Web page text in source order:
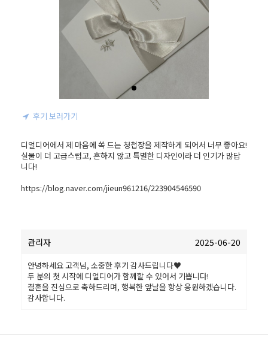
후기 보러가기
디얼디어에서 제 마음에 쏙 드는 청첩장을 제작하게 되어서 너무 좋아요!
실물이 더 고급스럽고, 흔하지 않고 특별한 디자인이라 더 인기가 많답
니다!
https://blog.naver.com/jieun961216/223904546590
관리자 2025-06-20
안녕하세요 고객님, 소중한 후기 감사드립니다♥
두 분의 첫 시작에 디얼디어가 함께할 수 있어서 기쁩니다!
결혼을 진심으로 축하드리며, 행복한 앞날을 항상 응원하겠습니다.
감사합니다.